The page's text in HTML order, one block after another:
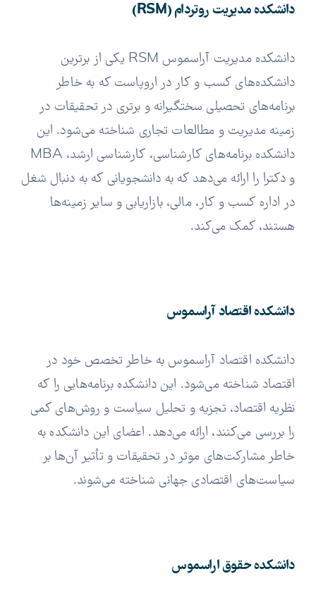
دانشکده مدیریت روتردام (RSM)
دانشکده مدیریت آراسموس RSM یکی از برترین
دانشکده‌های کسب و کار در اروپاست که به خاطر
برنامه‌های تحصیلی سختگیرانه و برتری در تحقیقات در
زمینه مدیریت و مطالعات تجاری شناخته می‌شود. این
دانشکده برنامه‌های کارشناسی، کارشناسی ارشد، MBA
و دکترا را ارائه می‌دهد که به دانشجویانی که به دنبال شغل
در اداره کسب و کار، مالی، بازاریابی و سایر زمینه‌ها
هستند، کمک می‌کند.
دانشکده اقتصاد آراسموس
دانشکده اقتصاد آراسموس به خاطر تخصص خود در
اقتصاد شناخته می‌شود. این دانشکده برنامه‌هایی را که
نظریه اقتصاد، تجزیه و تحلیل سیاست و روش‌های کمی
را بررسی می‌کنند، ارائه می‌دهد. اعضای این دانشکده به
خاطر مشارکت‌های موثر در تحقیقات و تأثیر آن‌ها بر
سیاست‌های اقتصادی جهانی شناخته می‌شوند.
دانشکده حقوق اراسموس